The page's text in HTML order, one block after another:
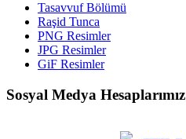
Tasavvuf Bölümü
Raşid Tunca
PNG Resimler
JPG Resimler
GiF Resimler
Sosyal Medya Hesaplarımız